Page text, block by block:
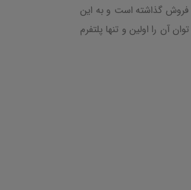
گذاشته است و به این
را اولین و تنها پلتفرم